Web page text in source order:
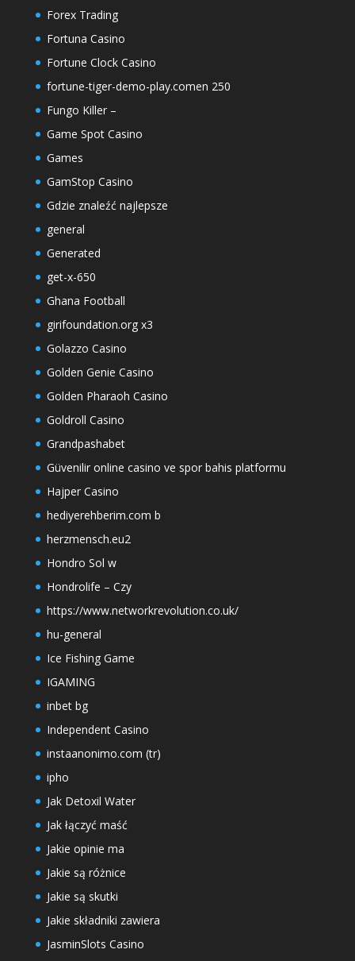
Forex Trading
Fortuna Casino
Fortune Clock Casino
fortune-tiger-demo-play.comen 250
Fungo Killer –
Game Spot Casino
Games
GamStop Casino
Gdzie znaleźć najlepsze
general
Generated
get-x-650
Ghana Football
girifoundation.org x3
Golazzo Casino
Golden Genie Casino
Golden Pharaoh Casino
Goldroll Casino
Grandpashabet
Güvenilir online casino ve spor bahis platformu
Hajper Casino
hediyerehberim.com b
herzmensch.eu2
Hondro Sol w
Hondrolife – Czy
https://www.networkrevolution.co.uk/
hu-general
Ice Fishing Game
IGAMING
inbet bg
Independent Casino
instaanonimo.com (tr)
ipho
Jak Detoxil Water
Jak łączyć maść
Jakie opinie ma
Jakie są różnice
Jakie są skutki
Jakie składniki zawiera
JasminSlots Casino